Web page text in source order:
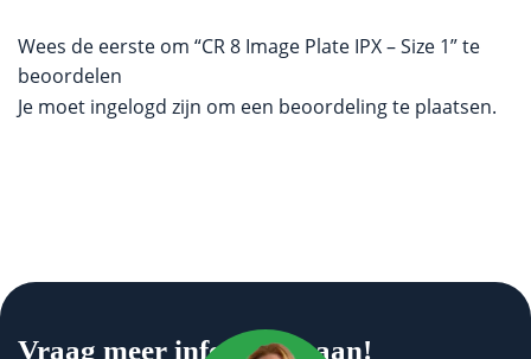
Wees de eerste om “CR 8 Image Plate IPX – Size 1” te
beoordelen
Je moet ingelogd zijn om een beoordeling te plaatsen.
Vraag meer informatie aan!